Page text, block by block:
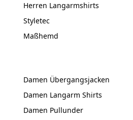
Herren Langarmshirts
Styletec
Maßhemd
Damen Übergangsjacken
Damen Langarm Shirts
Damen Pullunder